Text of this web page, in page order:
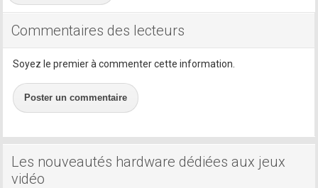
Commentaires des lecteurs
Soyez le premier à commenter cette information.
Poster un commentaire
Les nouveautés hardware dédiées aux jeux
vidéo